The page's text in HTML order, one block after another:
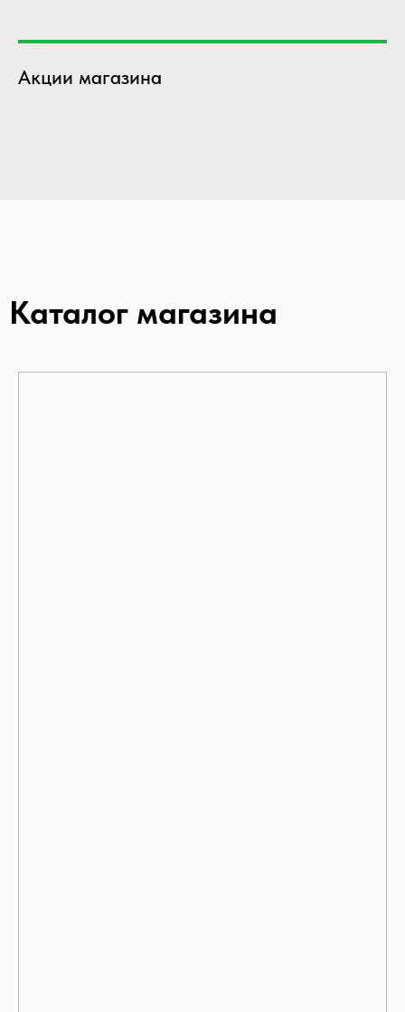
Акции магазина
Каталог магазина